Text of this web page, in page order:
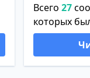
Всего27
которых